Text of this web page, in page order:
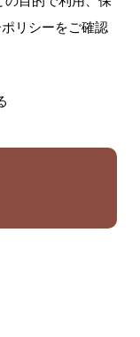
リシーをご確認